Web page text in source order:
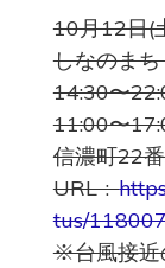
10月12日(
しなのま
14:30〜
11:00〜
信濃町22
URL :
tus/
※台風接近